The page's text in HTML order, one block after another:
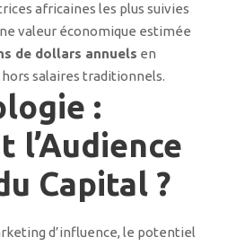
africaines les plus suivies
valeur économique estimée
de dollars annuels en
salaires traditionnels.
:
l’Audience
Capital ?
d’influence, le potentiel